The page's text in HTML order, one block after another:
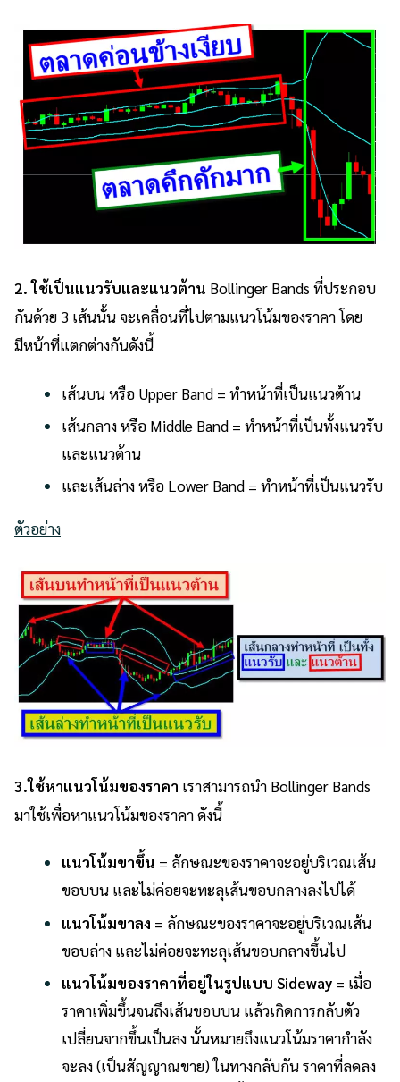
2. ใช้เป็นแนวรับและแนวต้าน Bollinger Bands ที่ประกอบ
กันด้วย 3 เส้นนั้น จะเคลื่อนที่ไปตามแนวโน้มของราคา โดย
มีหน้าที่แตกต่างกันดังนี้
เส้นบน หรือ Upper Band = ทำหน้าที่เป็นแนวต้าน
เส้นกลาง หรือ Middle Band = ทำหน้าที่เป็นทั้งแนวรับ
และแนวต้าน
และเส้นล่าง หรือ Lower Band = ทำหน้าที่เป็นแนวรับ
ตัวอย่าง
3.ใช้หาแนวโน้มของราคา เราสามารถนำ Bollinger Bands
มาใช้เพื่อหาแนวโน้มของราคา ดังนี้
แนวโน้มขาขึ้น = ลักษณะของราคาจะอยู่บริเวณเส้น
ขอบบน และไม่ค่อยจะทะลุเส้นขอบกลางลงไปได้
แนวโน้มขาลง = ลักษณะของราคาจะอยู่บริเวณเส้น
ขอบล่าง และไม่ค่อยจะทะลุเส้นขอบกลางขึ้นไป
แนวโน้มของราคาที่อยู่ในรูปแบบ Sideway = เมื่อ
ราคาเพิ่มขึ้นจนถึงเส้นขอบบน แล้วเกิดการกลับตัว
เปลี่ยนจากขึ้นเป็นลง นั้นหมายถึงแนวโน้มราคากำลัง
จะลง (เป็นสัญญาณขาย) ในทางกลับกัน ราคาที่ลดลง